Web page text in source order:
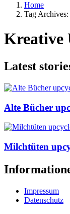
Home
Tag
Kreative
Latest
Alte Bücher
Milchtüten
Impressum
Datenschutz